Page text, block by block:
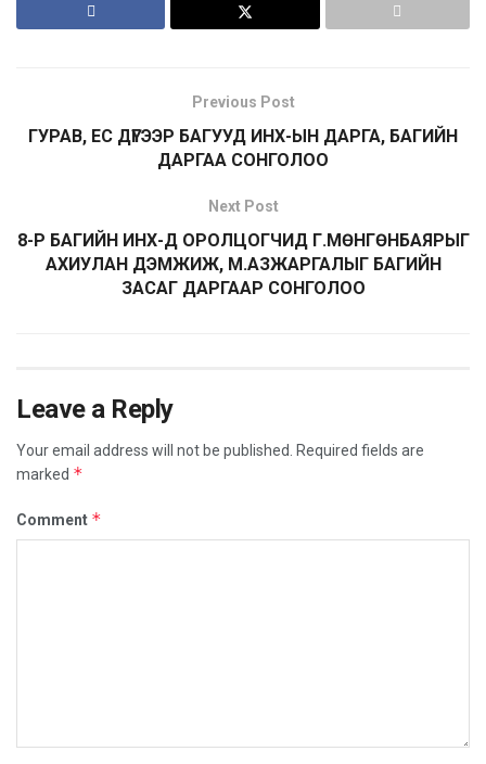
Previous Post
ГУРАВ, ЕС ДҮГЭЭР БАГУУД ИНХ-ЫН ДАРГА, БАГИЙН
ДАРГАА СОНГОЛОО
Next Post
8-Р БАГИЙН ИНХ-Д ОРОЛЦОГЧИД Г.МӨНГӨНБАЯРЫГ
АХИУЛАН ДЭМЖИЖ, М.АЗЖАРГАЛЫГ БАГИЙН
ЗАСАГ ДАРГААР СОНГОЛОО
Leave a Reply
Your email address will not be published.
Required fields are
marked *
Comment *